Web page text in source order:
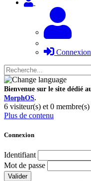
Connexion
Bienvenue sur le site dédié
MorphOS.
6 visiteur(s) et 0
Plus de contenu
Connexion
Identifiant
Mot de passe
Valider